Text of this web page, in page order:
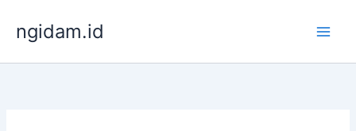
konten
ngidam.id